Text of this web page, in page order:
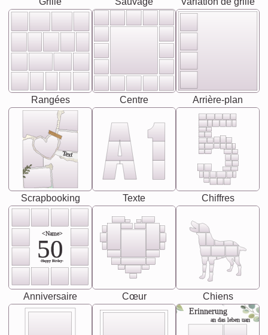
Rangées Centre Arrière-plan
Text
Scrapbooking Texte Chiffres
<Name>
50
-Happy Birday-
Anniversaire Cœur Chiens
Erinnerung
an das leben uan